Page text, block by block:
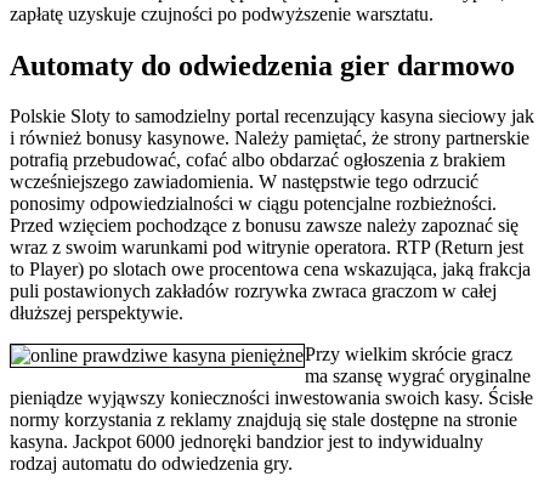
zapłatę uzyskuje czujności po podwyższenie warsztatu.
Automaty do odwiedzenia gier darmowo
Polskie Sloty to samodzielny portal recenzujący kasyna sieciowy jak
i również bonusy kasynowe. Należy pamiętać, że strony partnerskie
potrafią przebudować, cofać albo obdarzać ogłoszenia z brakiem
wcześniejszego zawiadomienia. W następstwie tego odrzucić
ponosimy odpowiedzialności w ciągu potencjalne rozbieżności.
Przed wzięciem pochodzące z bonusu zawsze należy zapoznać się
wraz z swoim warunkami pod witrynie operatora. RTP (Return jest
to Player) po slotach owe procentowa cena wskazująca, jaką frakcja
puli postawionych zakładów rozrywka zwraca graczom w całej
dłuższej perspektywie.
Przy wielkim skrócie gracz
ma szansę wygrać oryginalne
pieniądze wyjąwszy konieczności inwestowania swoich kasy. Ścisłe
normy korzystania z reklamy znajdują się stale dostępne na stronie
kasyna. Jackpot 6000 jednoręki bandzior jest to indywidualny
rodzaj automatu do odwiedzenia gry.